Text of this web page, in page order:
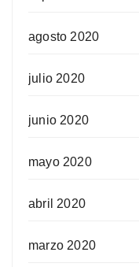
agosto 2020
julio 2020
junio 2020
mayo 2020
abril 2020
marzo 2020